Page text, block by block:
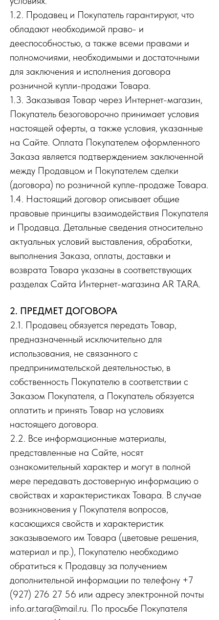
1.2. Продавец и Покупатель гарантируют, что
обладают необходимой право- и
дееспособностью, а также всеми правами и
полномочиями, необходимыми и достаточными
для заключения и исполнения договора
розничной купли-продажи Товара.
1.3. Заказывая Товар через Интернет-магазин,
Покупатель безоговорочно принимает условия
настоящей оферты, а также условия, указанные
на Сайте. Оплата Покупателем оформленного
Заказа является подтверждением заключенной
между Продавцом и Покупателем сделки
(договора) по розничной купле-продаже Товара.
1.4. Настоящий договор описывает общие
правовые принципы взаимодействия Покупателя
и Продавца. Детальные сведения относительно
актуальных условий выставления, обработки,
выполнения Заказа, оплаты, доставки и
возврата Товара указаны в соответствующих
разделах Сайта Интернет-магазина AR TARA.
2. ПРЕДМЕТ ДОГОВОРА
2.1. Продавец обязуется передать Товар,
предназначенный исключительно для
использования, не связанного с
предпринимательской деятельностью, в
собственность Покупателю в соответствии с
Заказом Покупателя, а Покупатель обязуется
оплатить и принять Товар на условиях
настоящего договора.
2.2. Все информационные материалы,
представленные на Сайте, носят
ознакомительный характер и могут в полной
мере передавать достоверную информацию о
свойствах и характеристиках Товара. В случае
возникновения у Покупателя вопросов,
касающихся свойств и характеристик
заказываемого им Товара (цветовые решения,
материал и пр.), Покупателю необходимо
обратиться к Продавцу за получением
дополнительной информации по телефону +7
(927) 276 27 56 или адресу электронной почты
info.ar.tara@mail.ru. По просьбе Покупателя